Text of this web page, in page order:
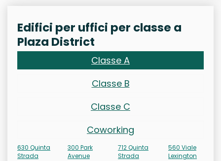
Edifici per uffici per classe a
Plaza District
Classe A
Classe B
Classe C
Coworking
630 Quinta
Strada
300 Park
Avenue
712 Quinta
Strada
560 Viale
Lexington